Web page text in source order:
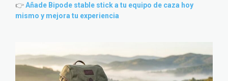
👉Añade Bipode stable stick a tu equipo de caza hoy
mismo y mejora tu experiencia